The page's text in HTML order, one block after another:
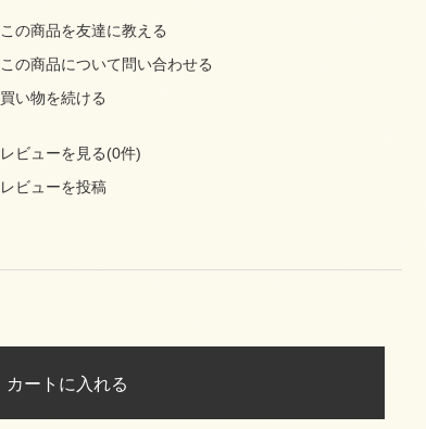
この商品を友達に教える
この商品について問い合わせる
買い物を続ける
レビューを見る(0件)
レビューを投稿
カートに入れる